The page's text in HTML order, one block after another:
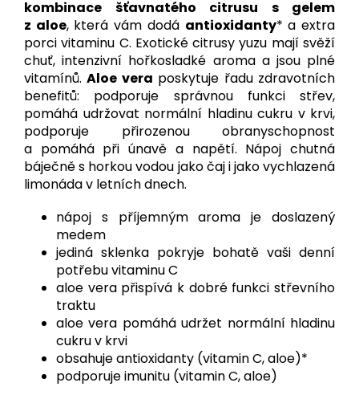
kombinace šťavnatého citrusu s gelem
z aloe, která vám dodá antioxidanty* a extra
porci vitaminu C. Exotické citrusy yuzu mají svěží
chuť, intenzivní hořkosladké aroma a jsou plné
vitamínů.Aloe vera poskytuje řadu zdravotních
benefitů: podporuje správnou funkci střev,
pomáhá udržovat normální hladinu cukru v krvi,
podporuje přirozenou obranyschopnost
a pomáhá při únavě a napětí. Nápoj chutná
báječně s horkou vodou jako čaj i jako vychlazená
limonáda v letních dnech.
nápoj s příjemným aroma je doslazený
medem
jediná sklenka pokryje bohatě vaši denní
potřebu vitaminu C
aloe vera přispívá k dobré funkci střevního
traktu
aloe vera pomáhá udržet normální hladinu
cukru v krvi
obsahuje antioxidanty (vitamin C, aloe)*
podporuje imunitu (vitamin C, aloe)